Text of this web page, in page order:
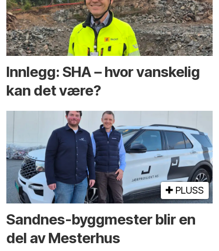
Innlegg: SHA – hvor vanskelig
kan det være?
PLUSS
Sandnes-byggmester blir en
del av Mesterhus